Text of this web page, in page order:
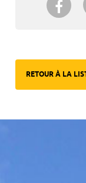
RETOUR À LA